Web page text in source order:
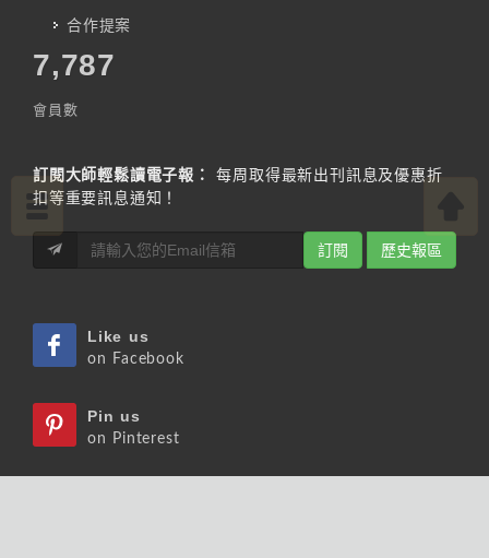
合作提案
7,787
會員數
訂閱大師輕鬆讀電子報：
每周取得最新出刊訊息及優惠折
扣等重要訊息通知！
訂閱 歷史報區
Like us
on Facebook
Pin us
on Pinterest